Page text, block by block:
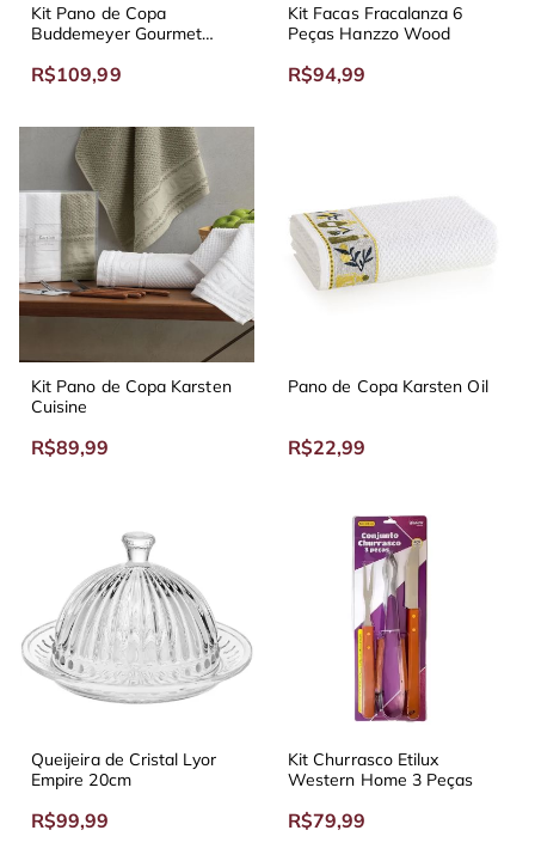
Kit Pano de Copa
Buddemeyer Gourmet
Cores
R$109,99
Kit Facas Fracalanza 6
Peças Hanzzo Wood
R$94,99
Kit Pano de Copa Karsten
Cuisine
R$89,99
Pano de Copa Karsten Oil
R$22,99
Queijeira de Cristal Lyor
Empire 20cm
R$99,99
Kit Churrasco Etilux
Western Home 3 Peças
R$79,99